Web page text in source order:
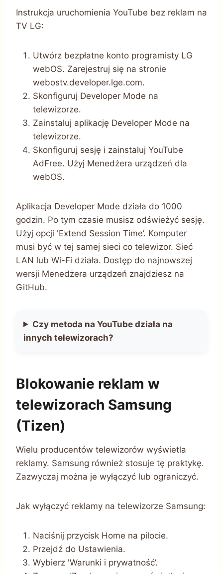
Instrukcja uruchomienia YouTube bez reklam na
TV LG:
Utwórz bezpłatne konto programisty LG
webOS. Zarejestruj się na stronie
webostv.developer.lge.com.
Skonfiguruj Developer Mode na
telewizorze.
Zainstaluj aplikację Developer Mode na
telewizorze.
Skonfiguruj sesję i zainstaluj YouTube
AdFree. Użyj Menedżera urządzeń dla
webOS.
Aplikacja Developer Mode działa do 1000
godzin. Po tym czasie musisz odświeżyć sesję.
Użyj opcji 'Extend Session Time’. Komputer
musi być w tej samej sieci co telewizor. Sieć
LAN lub Wi-Fi działa. Dostęp do najnowszej
wersji Menedżera urządzeń znajdziesz na
GitHub.
Czy metoda na YouTube działa na
innych telewizorach?
Blokowanie reklam w
telewizorach Samsung
(Tizen)
Wielu producentów telewizorów wyświetla
reklamy. Samsung również stosuje tę praktykę.
Zazwyczaj można je wyłączyć lub ograniczyć.
Jak wyłączyć reklamy na telewizorze Samsung:
Naciśnij przycisk Home na pilocie.
Przejdź do Ustawienia.
Wybierz 'Warunki i prywatność’.